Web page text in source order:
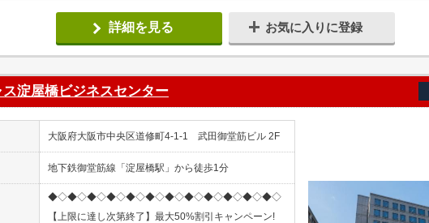
詳細を見る お気に入りに登録
ス淀屋橋ビジネスセンター
大阪府大阪市中央区道修町4-1-1 武田御堂筋ビル 2F
地下鉄御堂筋線「淀屋橋駅」から徒歩1分
◆◇◆◇◆◇◆◇◆◇◆◇◆◇◆◇◆◇◆◇◆◇◆◇
【上限に達し次第終了】最大50%割引キャンペーン!